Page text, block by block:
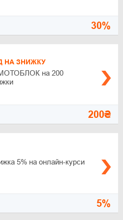
30%
НА ЗНИЖКУ
на 200
200₴
5% на онлайн-курси
5%